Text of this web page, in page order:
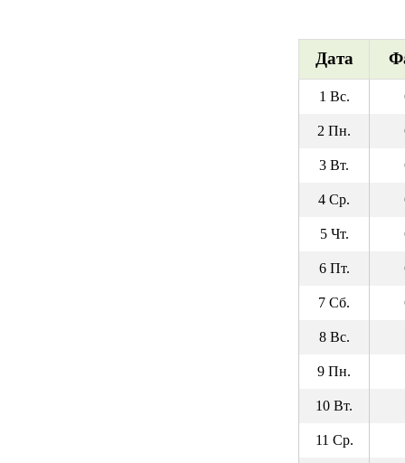
Дата
1 Вс.
2 Пн.
3 Вт.
4 Ср.
5 Чт.
6 Пт.
7 Сб.
8 Вс.
9 Пн.
10 Вт.
11 Ср.